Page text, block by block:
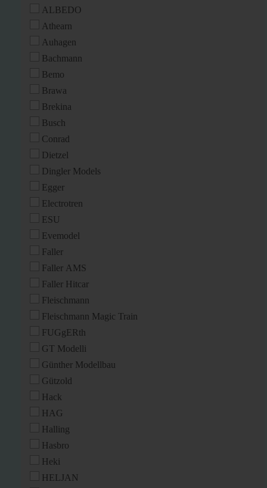
ALBEDO
Athearn
Auhagen
Bachmann
Bemo
Brawa
Brekina
Busch
Conrad
Dietzel
Dingler Models
Egger
Electrotren
ESU
Evemodel
Faller
Faller AMS
Faller Hitcar
Fleischmann
Fleischmann Magic Train
FUGgERth
GT Modelli
Günther Modellbau
Gützold
Hack
HAG
Halling
Hasbro
Heki
HELJAN